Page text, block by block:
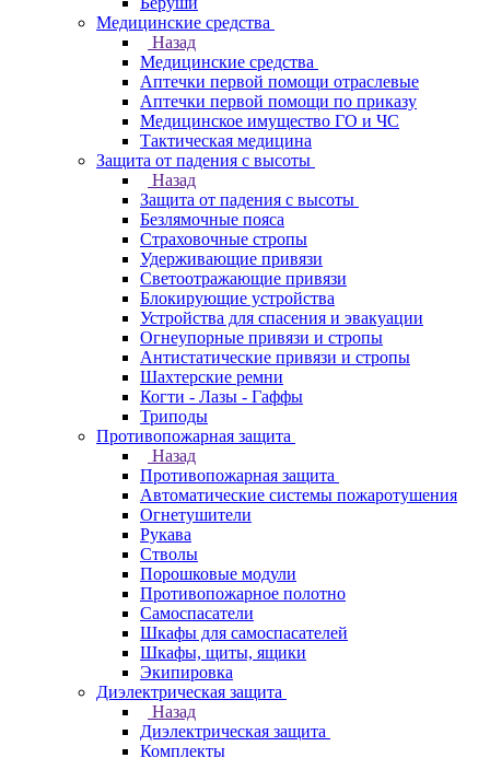
Медицинские средства
Назад
Медицинские средства
Аптечки первой помощи отраслевые
Аптечки первой помощи по приказу
Медицинское имущество ГО и ЧС
Тактическая медицина
Защита от падения с высоты
Назад
Защита от падения с высоты
Безлямочные пояса
Страховочные стропы
Удерживающие привязи
Светоотражающие привязи
Блокирующие устройства
Устройства для спасения и эвакуации
Огнеупорные привязи и стропы
Антистатические привязи и стропы
Шахтерские ремни
Когти - Лазы - Гаффы
Триподы
Противопожарная защита
Назад
Противопожарная защита
Автоматические системы пожаротушения
Огнетушители
Рукава
Стволы
Порошковые модули
Противопожарное полотно
Самоспасатели
Шкафы для самоспасателей
Шкафы, щиты, ящики
Экипировка
Диэлектрическая защита
Назад
Диэлектрическая защита
Комплекты